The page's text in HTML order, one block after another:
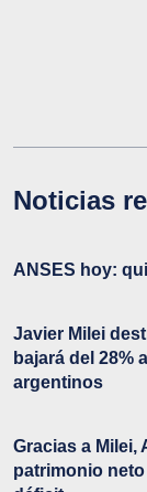
Noticias
ANSES hoy:
Javier Milei
bajará del 28%
argentinos
Gracias a Milei,
patrimonio